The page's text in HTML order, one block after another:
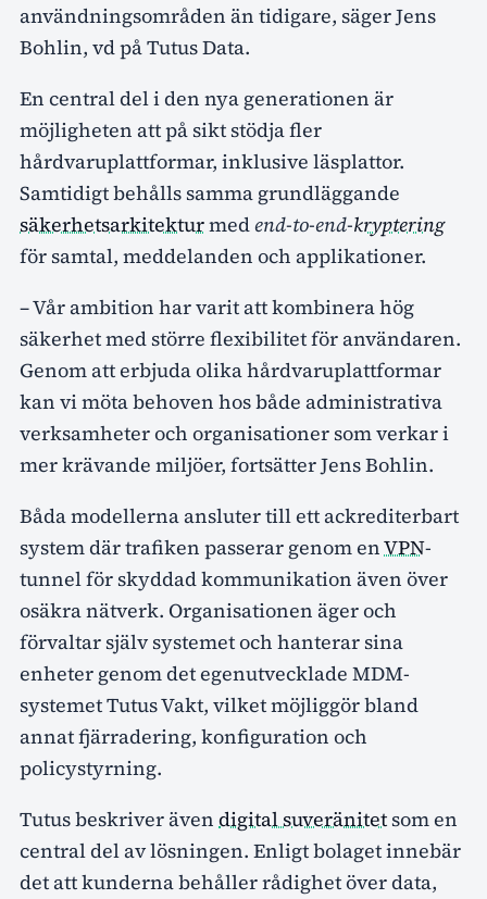
användningsområden än tidigare, säger Jens
Bohlin, vd på Tutus Data.
En central del i den nya generationen är
möjligheten att på sikt stödja fler
hårdvaruplattformar, inklusive läsplattor.
Samtidigt behålls samma grundläggande
säkerhetsarkitekturmedend-to-end-kryptering
för samtal, meddelanden och applikationer.
– Vår ambition har varit att kombinera hög
säkerhet med större flexibilitet för användaren.
Genom att erbjuda olika hårdvaruplattformar
kan vi möta behoven hos både administrativa
verksamheter och organisationer som verkar i
mer krävande miljöer, fortsätter Jens Bohlin.
Båda modellerna ansluter till ett ackrediterbart
system där trafiken passerar genom enVPN-
tunnel för skyddad kommunikation även över
osäkra nätverk. Organisationen äger och
förvaltar själv systemet och hanterar sina
enheter genom det egenutvecklade MDM-
systemet Tutus Vakt, vilket möjliggör bland
annat fjärradering, konfiguration och
policystyrning.
Tutus beskriver även digital suveränitet som en
central del av lösningen. Enligt bolaget innebär
det att kunderna behåller rådighet över data,